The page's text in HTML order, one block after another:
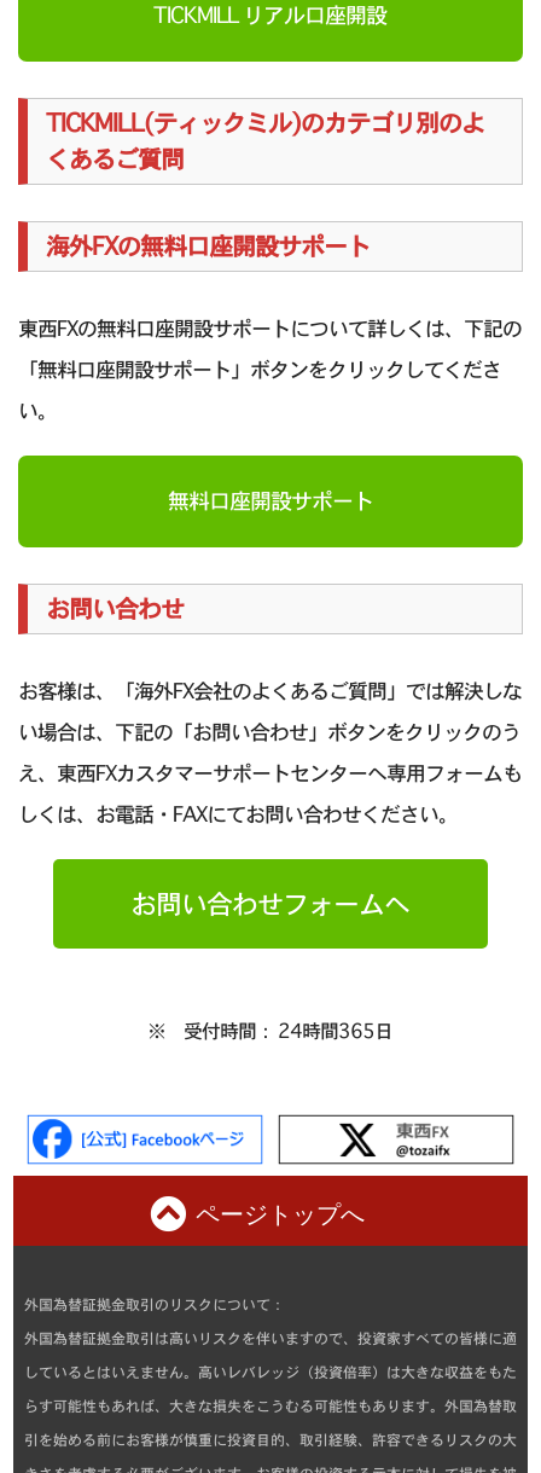
TICKMILL リアル口座開設
TICKMILL(ティックミル)のカテゴリ別のよ
くあるご質問
海外FXの無料口座開設サポート
東西FXの無料口座開設サポートについて詳しくは、下記の
「無料口座開設サポート」ボタンをクリックしてくださ
い。
無料口座開設サポート
お問い合わせ
お客様は、「海外FX会社のよくあるご質問」では解決しな
い場合は、下記の「お問い合わせ」ボタンをクリックのう
え、東西FXカスタマーサポートセンターへ専用フォームも
しくは、お電話・FAXにてお問い合わせください。
お問い合わせフォームへ
※ 受付時間： 24時間365日
ページトップへ
外国為替証拠金取引のリスクについて：
外国為替証拠金取引は高いリスクを伴いますので、投資家すべての皆様に適
しているとはいえません。高いレバレッジ（投資倍率）は大きな収益をもた
らす可能性もあれば、大きな損失をこうむる可能性もあります。外国為替取
引を始める前にお客様が慎重に投資目的、取引経験、許容できるリスクの大